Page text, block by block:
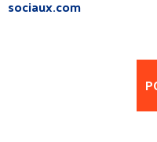
sociaux.com